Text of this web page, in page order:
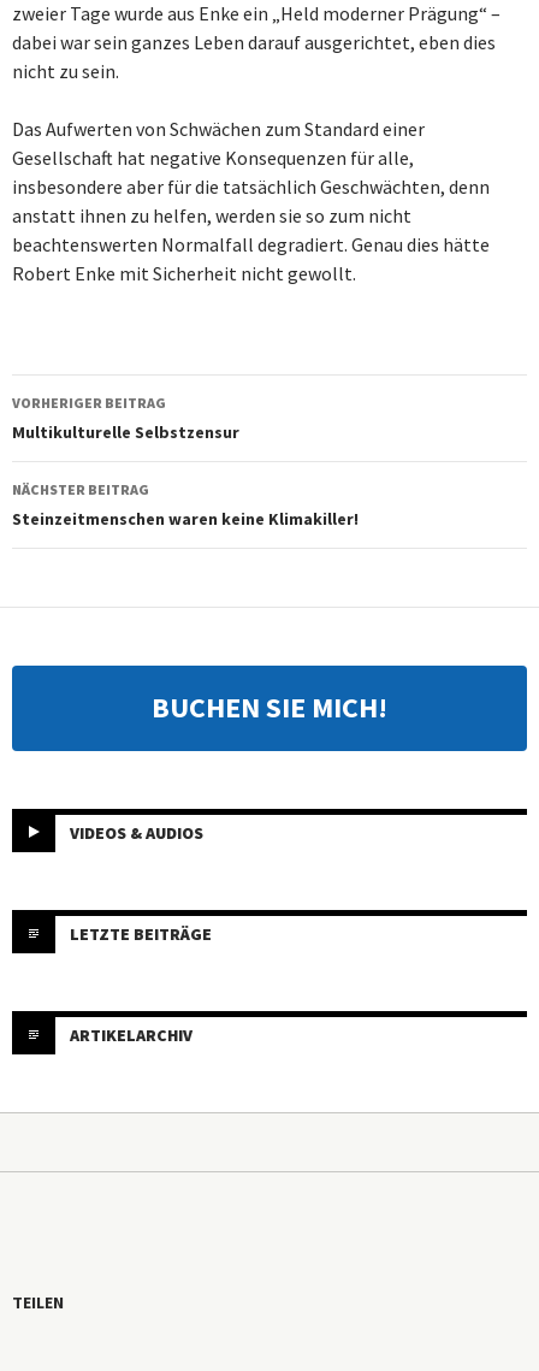
zweier Tage wurde aus Enke ein „Held moderner Prägung“ –
dabei war sein ganzes Leben darauf ausgerichtet, eben dies
nicht zu sein.
Das Aufwerten von Schwächen zum Standard einer
Gesellschaft hat negative Konsequenzen für alle,
insbesondere aber für die tatsächlich Geschwächten, denn
anstatt ihnen zu helfen, werden sie so zum nicht
beachtenswerten Normalfall degradiert. Genau dies hätte
Robert Enke mit Sicherheit nicht gewollt.
Beitragsnavigation
VORHERIGER BEITRAG
Multikulturelle Selbstzensur
NÄCHSTER BEITRAG
Steinzeitmenschen waren keine Klimakiller!
BUCHEN SIE MICH!
VIDEOS & AUDIOS
LETZTE BEITRÄGE
ARTIKELARCHIV
TEILEN